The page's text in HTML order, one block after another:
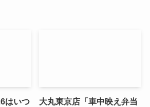
はいつ
大丸東京店「車中映え弁当